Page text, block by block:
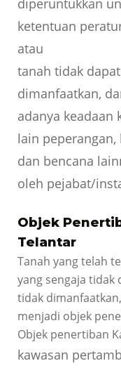
diperuntukkan
ketentuan
atau
tanah tidak
dimanfaatkan,
adanya keadaan
lain peperangan,
dan bencana
oleh pejabat/
Objek
Telantar
Tanah yang telah
yang sengaja tidak
tidak
menjadi objek
Objek penertiban
kawasan